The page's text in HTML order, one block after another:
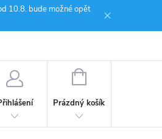
10.8. bude možné opět
NÁKUPNÍ
Prázdný košík